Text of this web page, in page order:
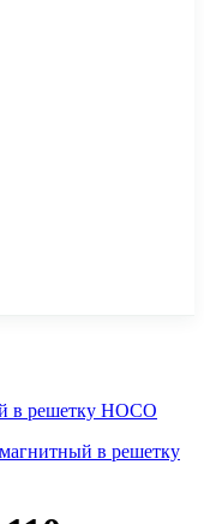
в решетку HOCO